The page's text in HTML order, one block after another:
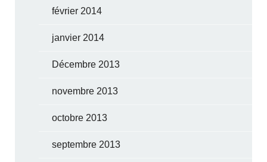
février 2014
janvier 2014
Décembre 2013
novembre 2013
octobre 2013
septembre 2013